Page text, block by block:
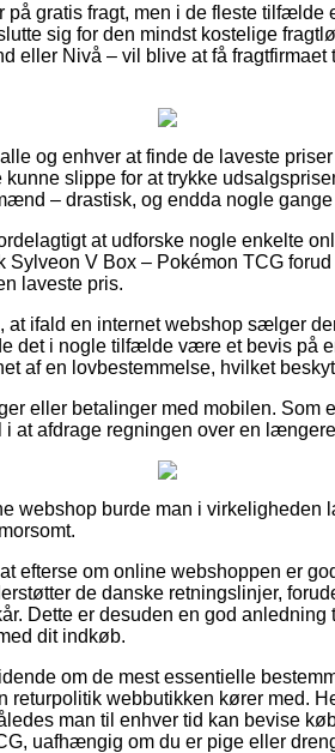
gratis fragt, men i de fleste tilfælde
sig for den mindst kostelige
eller Nivå – vil blive at få fragtfirmaet
og enhver at finde de laveste
slippe for at trykke
– drastisk, og endda nogle
at udforske nogle enkelte
V Box – Pokémon TCG
laveste pris.
ifald en internet webshop sælger
det i nogle tilfælde være et bevis på
af en lovbestemmelse, hvilket
eller betalinger med mobilen. Som
at afdrage regningen over en
webshop burde man i
efterse om online webshoppen er
de danske retningslinjer,
Dette er desuden en god anledning
dit indkøb.
om de mest essentielle
returpolitik webbutikken kører med.
man til enhver tid kan bevise
uafhængig om du er pige eller